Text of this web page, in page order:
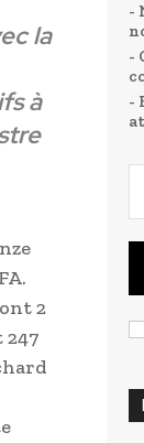
la
à
2
247
-
-
-